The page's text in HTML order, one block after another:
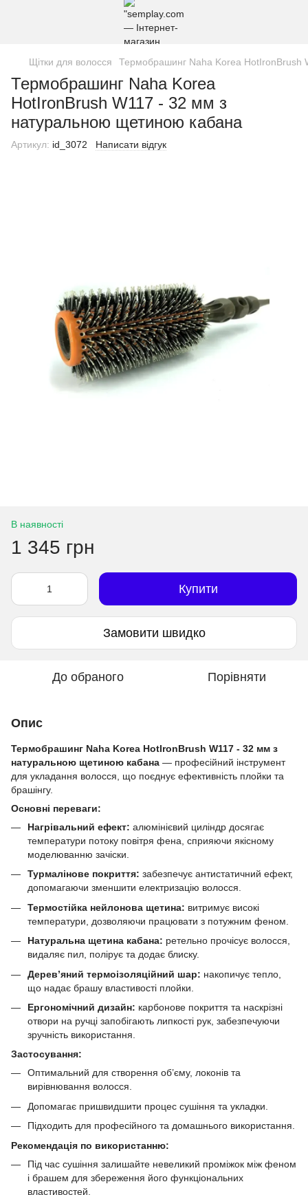
Щітки для волосся Термобрашинг Naha Korea
Термобрашинг Naha Korea
HotIronBrush W117 - 32 мм з
натуральною щетиною кабана
Артикул: id_3072 Написати відгук
В наявності
1 345 грн
Купити
Замовити швидко
До обраного Порівняти
Опис
Термобрашинг Naha Korea HotIronBrush W117 - 32 мм з
натуральною щетиною кабана — професійний інструмент
для укладання волосся, що поєднує ефективність плойки та
брашінгу.
Основні переваги:
Нагрівальний ефект: алюмінієвий циліндр досягає
температури потоку повітря фена, сприяючи якісному
моделюванню зачіски.
Турмалінове покриття: забезпечує антистатичний ефект,
допомагаючи зменшити електризацію волосся.
Термостійка нейлонова щетина: витримує високі
температури, дозволяючи працювати з потужним феном.
Натуральна щетина кабана: ретельно прочісує волосся,
видаляє пил, полірує та додає блиску.
Дерев’яний термоізоляційний шар: накопичує тепло,
що надає брашу властивості плойки.
Ергономічний дизайн: карбонове покриття та наскрізні
отвори на ручці запобігають липкості рук, забезпечуючи
зручність використання.
Застосування:
Оптимальний для створення об’єму, локонів та
вирівнювання волосся.
Допомагає пришвидшити процес сушіння та укладки.
Підходить для професійного та домашнього використання.
Рекомендація по використанню:
Під час сушіння залишайте невеликий проміжок між феном
і брашем для збереження його функціональних
властивостей.